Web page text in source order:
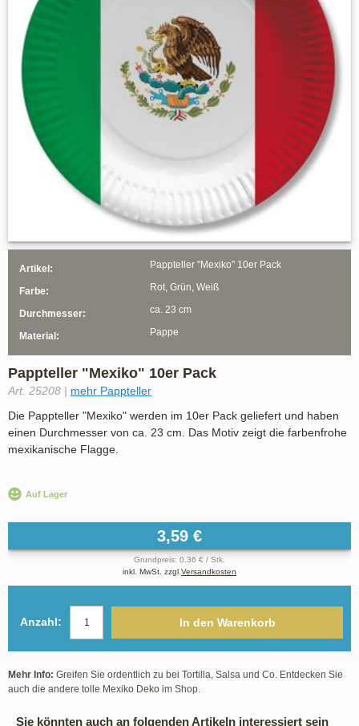
Pappteller "Mexiko" 10er Pack
Art. 25208 | mehr Pappteller
Die Pappteller "Mexiko" werden im 10er Pack geliefert und haben
einen Durchmesser von ca. 23 cm. Das Motiv zeigt die farbenfrohe
mexikanische Flagge.
Auf Lager
3,59 €
Grundpreis: 0,36 € / Stk.
inkl. MwSt. zzgl. Versandkosten
Anzahl: In den Warenkorb
Mehr Info: Greifen Sie ordentlich zu bei Tortilla, Salsa und Co. Entdecken Sie
auch die andere tolle Mexiko Deko im Shop.
Artikel: Pappteller "Mexiko" 10er Pack
Farbe: Rot, Grün, Weiß
Durchmesser: ca. 23 cm
Material: Pappe
Sie könnten auch an folgenden Artikeln interessiert sein